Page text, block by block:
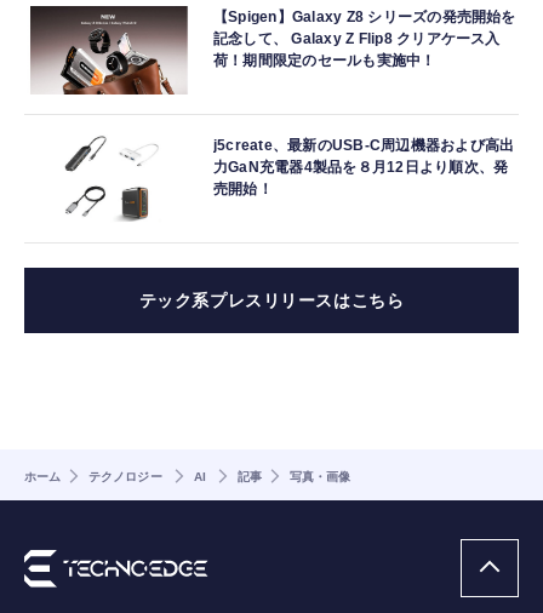
【Spigen】Galaxy Z8 シリーズの発売開始を
記念して、 Galaxy Z Flip8 クリアケース入
荷！期間限定のセールも実施中！
j5create、最新のUSB-C周辺機器および高出
力GaN充電器4製品を８月12日より順次、発
売開始！
テック系プレスリリースはこちら
ホーム テクノロジー AI 記事 写真・画像